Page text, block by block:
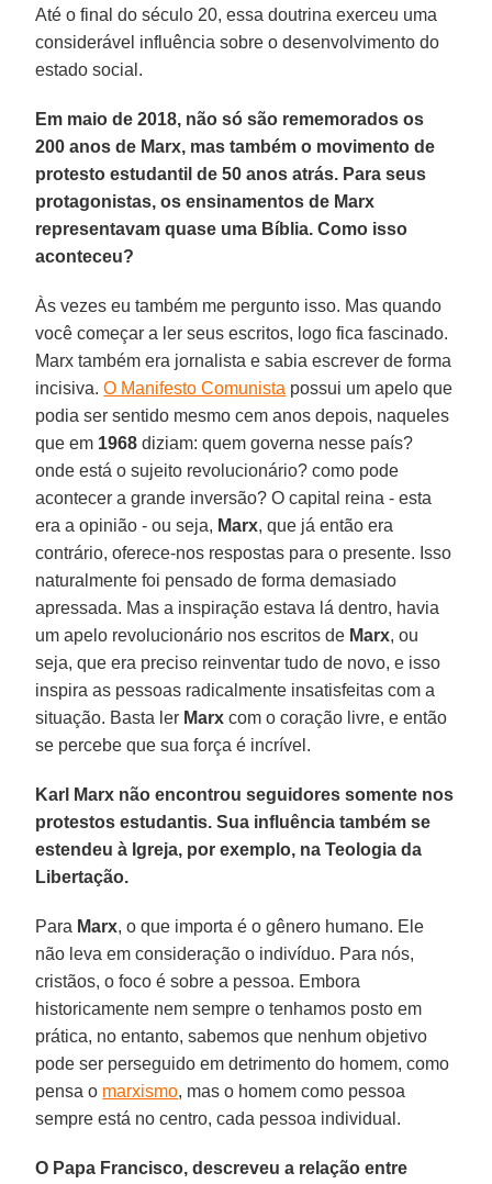
Até o final do século 20, essa doutrina exerceu uma
considerável influência sobre o desenvolvimento do
estado social.
Em maio de 2018, não só são rememorados os
200 anos de Marx, mas também o movimento de
protesto estudantil de 50 anos atrás. Para seus
protagonistas, os ensinamentos de Marx
representavam quase uma Bíblia. Como isso
aconteceu?
Às vezes eu também me pergunto isso. Mas quando
você começar a ler seus escritos, logo fica fascinado.
Marx também era jornalista e sabia escrever de forma
incisiva.O Manifesto Comunista possui um apelo que
podia ser sentido mesmo cem anos depois, naqueles
que em 1968 diziam: quem governa nesse país?
onde está o sujeito revolucionário? como pode
acontecer a grande inversão? O capital reina - esta
era a opinião - ou seja, Marx, que já então era
contrário, oferece-nos respostas para o presente. Isso
naturalmente foi pensado de forma demasiado
apressada. Mas a inspiração estava lá dentro, havia
um apelo revolucionário nos escritos de Marx, ou
seja, que era preciso reinventar tudo de novo, e isso
inspira as pessoas radicalmente insatisfeitas com a
situação. Basta ler Marx com o coração livre, e então
se percebe que sua força é incrível.
Karl Marx não encontrou seguidores somente nos
protestos estudantis. Sua influência também se
estendeu à Igreja, por exemplo, na Teologia da
Libertação.
Para Marx, o que importa é o gênero humano. Ele
não leva em consideração o indivíduo. Para nós,
cristãos, o foco é sobre a pessoa. Embora
historicamente nem sempre o tenhamos posto em
prática, no entanto, sabemos que nenhum objetivo
pode ser perseguido em detrimento do homem, como
pensa o marxismo, mas o homem como pessoa
sempre está no centro, cada pessoa individual.
O Papa Francisco, descreveu a relação entre